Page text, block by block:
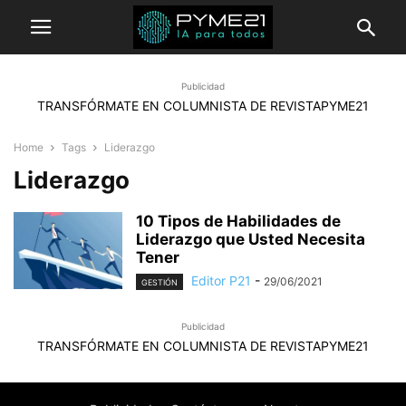
Publicidad
TRANSFÓRMATE EN COLUMNISTA DE REVISTAPYME21
Home Tags Liderazgo
Liderazgo
10 Tipos de Habilidades de
Liderazgo que Usted Necesita
Tener
GESTIÓN Editor P21 - 29/06/2021
Publicidad
TRANSFÓRMATE EN COLUMNISTA DE REVISTAPYME21